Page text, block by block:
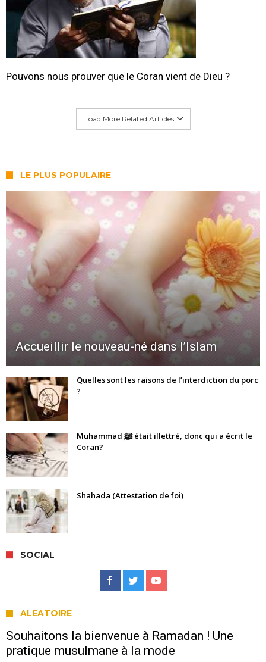
Pouvons nous prouver que le Coran vient de Dieu ?
Load More Related Articles
LE PLUS POPULAIRE
Accueillir le nouveau-né dans l’Islam
Quelles sont les raisons de l’interdiction du porc
?
Muhammad ﷺ était illettré, donc qui a écrit le
Coran?
Shahada (Attestation de foi)
SOCIAL
ALEATOIRE
Souhaitons la bienvenue à Ramadan ! Une
pratique musulmane à la mode